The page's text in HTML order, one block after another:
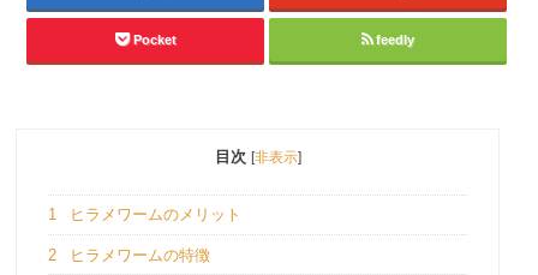
Pocket feedly
目次 [非表示]
1 ヒラメワームのメリット
2 ヒラメワームの特徴